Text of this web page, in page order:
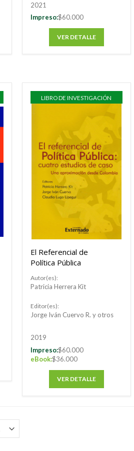
2021
Impreso:$60.000
VER DETALLE
LIBRO DE INVESTIGACIÓN
El Referencial de
Política Pública
Autor(es):
Patricia Herrera Kit
Editor(es):
Jorge Iván Cuervo R. y otros
2019
Impreso:$60.000
eBook:$36.000
VER DETALLE